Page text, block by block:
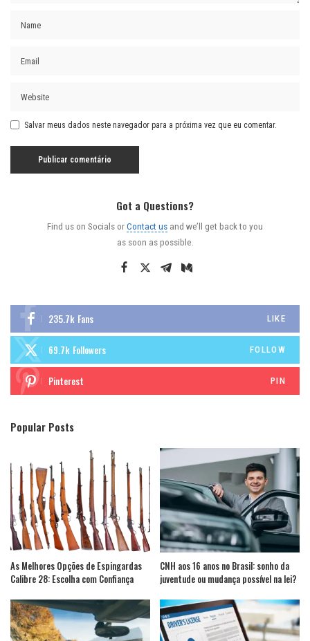
Salvar meus dados neste navegador para a próxima vez que eu comentar.
Got a Questions?
Find us on Socials orContact us and we’ll get back to you
as soon as possible.
235.7k Fans LIKE
69.7k Followers FOLLOW
Pinterest PIN
Popular Posts
As Melhores Opções de Espingardas
Calibre 28: Escolha com Confiança
CNH aos 16 anos no Brasil: sonho da
juventude ou mudança possível na lei?